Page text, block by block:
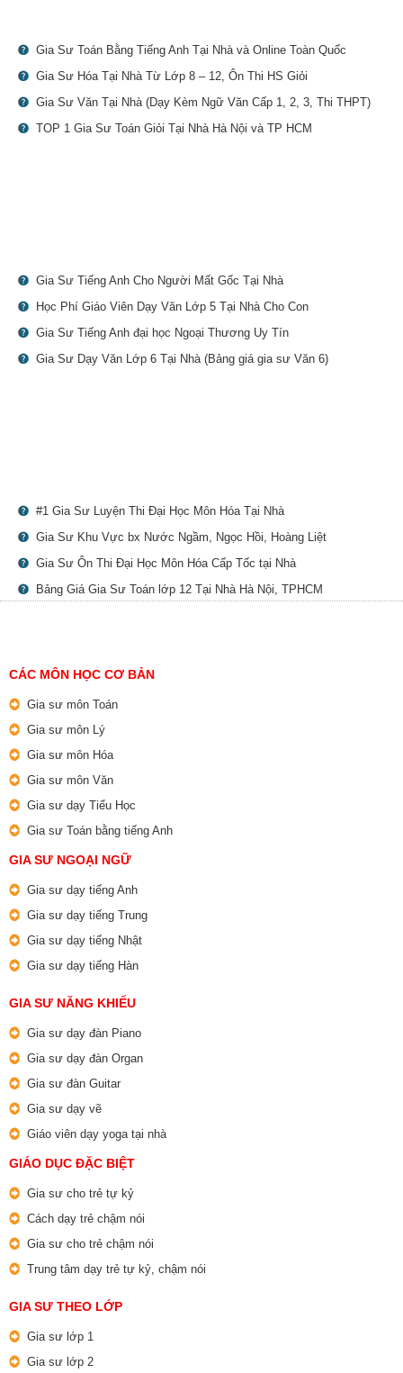
Gia Sư Toán Bằng Tiếng Anh Tại Nhà và Online Toàn Quốc
Gia Sư Hóa Tại Nhà Từ Lớp 8 – 12, Ôn Thi HS Giỏi
Gia Sư Văn Tại Nhà (Dạy Kèm Ngữ Văn Cấp 1, 2, 3, Thi THPT)
TOP 1 Gia Sư Toán Giỏi Tại Nhà Hà Nội và TP HCM
Gia Sư Tiếng Anh Cho Người Mất Gốc Tại Nhà
Học Phí Giáo Viên Dạy Văn Lớp 5 Tại Nhà Cho Con
Gia Sư Tiếng Anh đại học Ngoại Thương Uy Tín
Gia Sư Dạy Văn Lớp 6 Tại Nhà (Bảng giá gia sư Văn 6)
#1 Gia Sư Luyện Thi Đại Học Môn Hóa Tại Nhà
Gia Sư Khu Vực bx Nước Ngầm, Ngọc Hồi, Hoàng Liệt
Gia Sư Ôn Thi Đại Học Môn Hóa Cấp Tốc tại Nhà
Bảng Giá Gia Sư Toán lớp 12 Tại Nhà Hà Nội, TPHCM
CÁC MÔN HỌC CƠ BẢN
Gia sư môn Toán
Gia sư môn Lý
Gia sư môn Hóa
Gia sư môn Văn
Gia sư dạy Tiểu Học
Gia sư Toán bằng tiếng Anh
GIA SƯ NGOẠI NGỮ
Gia sư dạy tiếng Anh
Gia sư dạy tiếng Trung
Gia sư dạy tiếng Nhật
Gia sư dạy tiếng Hàn
GIA SƯ NĂNG KHIẾU
Gia sư dạy đàn Piano
Gia sư dạy đàn Organ
Gia sư đàn Guitar
Gia sư dạy vẽ
Giáo viên dạy yoga tại nhà
GIÁO DỤC ĐẶC BIỆT
Gia sư cho trẻ tự kỷ
Cách dạy trẻ chậm nói
Gia sư cho trẻ chậm nói
Trung tâm dạy trẻ tự kỷ, chậm nói
GIA SƯ THEO LỚP
Gia sư lớp 1
Gia sư lớp 2